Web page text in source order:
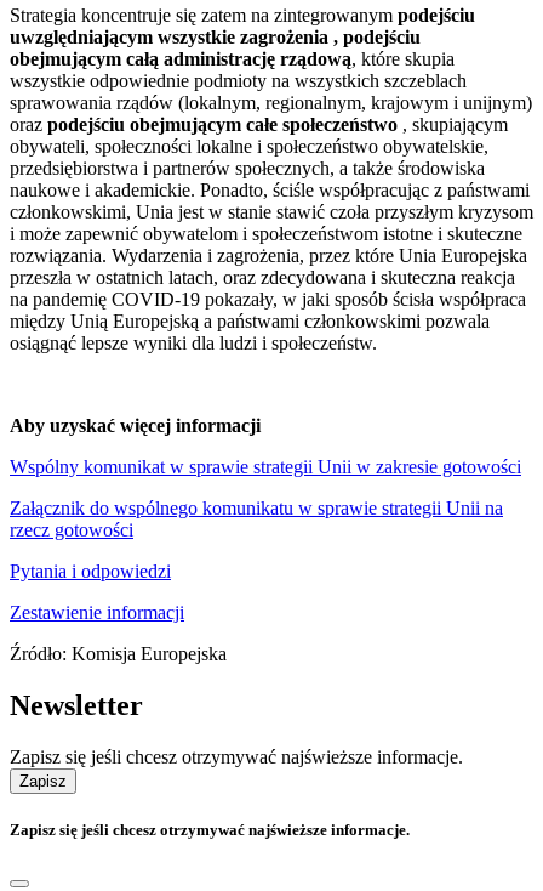
Strategia koncentruje się zatem na zintegrowanym podejściu
uwzględniającym wszystkie zagrożenia , podejściu
obejmującym całą administrację rządową, które skupia
wszystkie odpowiednie podmioty na wszystkich szczeblach
sprawowania rządów (lokalnym, regionalnym, krajowym i unijnym)
oraz podejściu obejmującym całe społeczeństwo , skupiającym
obywateli, społeczności lokalne i społeczeństwo obywatelskie,
przedsiębiorstwa i partnerów społecznych, a także środowiska
naukowe i akademickie. Ponadto, ściśle współpracując z państwami
członkowskimi, Unia jest w stanie stawić czoła przyszłym kryzysom
i może zapewnić obywatelom i społeczeństwom istotne i skuteczne
rozwiązania. Wydarzenia i zagrożenia, przez które Unia Europejska
przeszła w ostatnich latach, oraz zdecydowana i skuteczna reakcja
na pandemię COVID-19 pokazały, w jaki sposób ścisła współpraca
między Unią Europejską a państwami członkowskimi pozwala
osiągnąć lepsze wyniki dla ludzi i społeczeństw.
Aby uzyskać więcej informacji
Wspólny komunikat w sprawie strategii Unii w zakresie gotowości
Załącznik do wspólnego komunikatu w sprawie strategii Unii na
rzecz gotowości
Pytania i odpowiedzi
Zestawienie informacji
Źródło: Komisja Europejska
Newsletter
Zapisz się jeśli chcesz otrzymywać najświeższe informacje.
Zapisz
Zapisz się jeśli chcesz otrzymywać najświeższe informacje.